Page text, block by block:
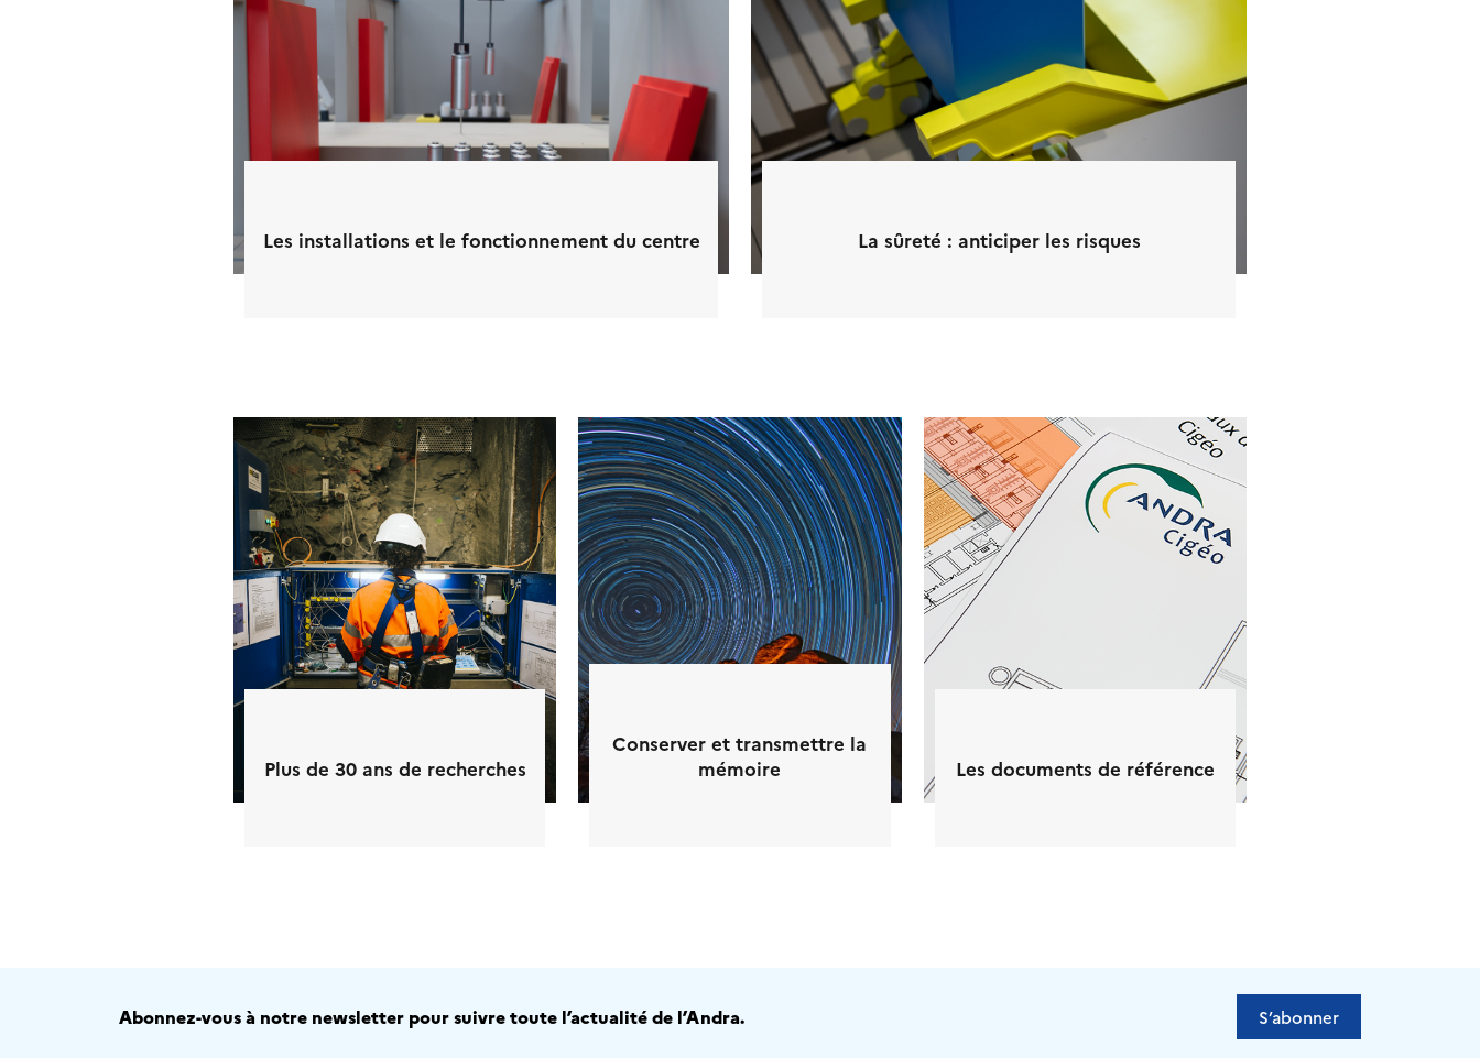
Les installations et le fonctionnement du centre La sûreté : anticiper les risques
Plus de 30 ans de recherches
Conserver et transmettre la
mémoire
Les documents de référence
Abonnez-vous à notre newsletter pour suivre toute l’actualité de l’Andra. S’abonner